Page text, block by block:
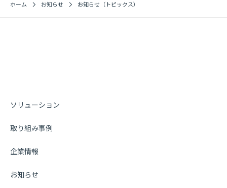
ホーム お知らせ お知らせ（トピックス）
ソリューション
取り組み事例
企業情報
お知らせ